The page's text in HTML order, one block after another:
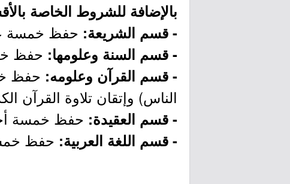
بالإضافة للشروط الخاصة
- قسم الشريعة: حفظ خمسة
- قسم السنة وعلومها: حفظ
- قسم القرآن وعلومه: حفظ
الناس) وإتقان تلاوة القرآن
- قسم العقيدة: حفظ خمسة
- قسم اللغة العربية: حفظ